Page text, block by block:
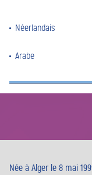
Néerlandais
Arabe
Née à Alger le 8 mai